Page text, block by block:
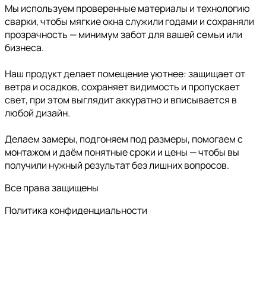
Мы используем проверенные материалы и технологию
сварки, чтобы мягкие окна служили годами и сохраняли
прозрачность — минимум забот для вашей семьи или
бизнеса.
Наш продукт делает помещение уютнее: защищает от
ветра и осадков, сохраняет видимость и пропускает
свет, при этом выглядит аккуратно и вписывается в
любой дизайн.
Делаем замеры, подгоняем под размеры, помогаем с
монтажом и даём понятные сроки и цены — чтобы вы
получили нужный результат без лишних вопросов.
Все права защищены
Политика конфиденциальности